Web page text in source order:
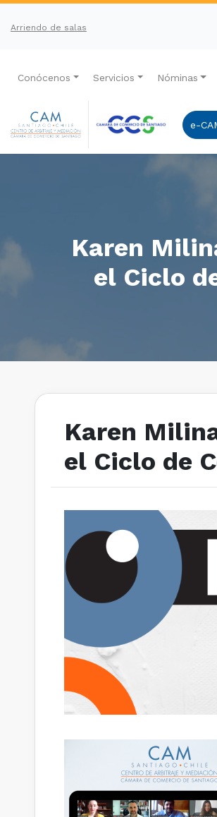
Arriendo de salas
Conócenos Servicios Nóminas
e-
Karen
el Ciclo
Karen
el Ciclo de